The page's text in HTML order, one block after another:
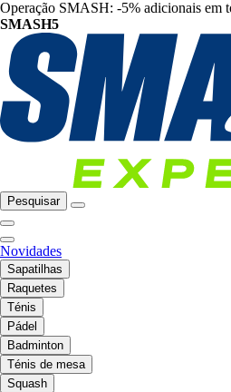
Operação SMASH: -5% adicionais em
SMASH5
Pesquisar
Novidades
Sapatilhas
Raquetes
Ténis
Pádel
Badminton
Ténis de mesa
Squash